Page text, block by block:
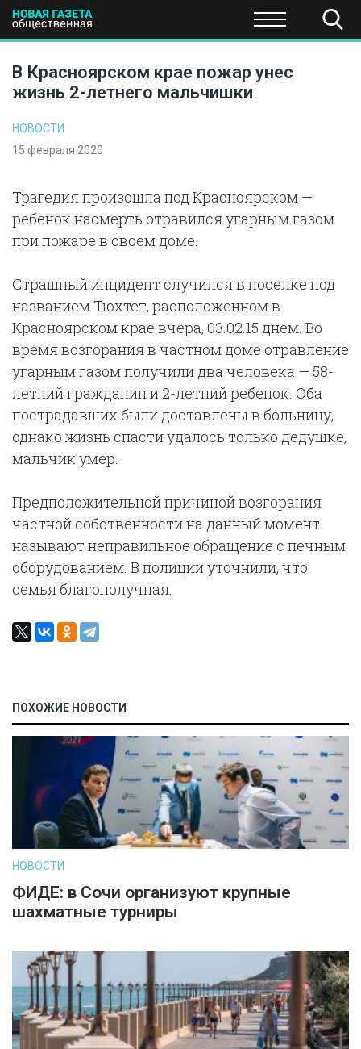
ПОЛИТИКА ЭКОНОМИКА НАУКА И
В Красноярском крае пожар унес
жизнь 2-летнего мальчишки
НОВОСТИ
15 февраля 2020
Трагедия произошла под Красноярском —
ребенок насмерть отравился угарным газом
при пожаре в своем доме.
Страшный инцидент случился в поселке под
названием Тюхтет, расположенном в
Красноярском крае вчера, 03.02.15 днем. Во
время возгорания в частном доме отравление
угарным газом получили два человека — 58-
летний гражданин и 2-летний ребенок. Оба
пострадавших были доставлены в больницу,
однако жизнь спасти удалось только дедушке,
мальчик умер.
Предположительной причиной возгорания
частной собственности на данный момент
называют неправильное обращение с печным
оборудованием. В полиции уточнили, что
семья благополучная.
ПОХОЖИЕ НОВОСТИ
НОВОСТИ
ФИДЕ: в Сочи организуют крупные
шахматные турниры